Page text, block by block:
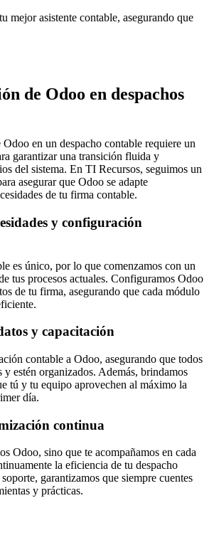
mejor asistente contable, asegurando que
de Odoo en despachos
en un despacho contable requiere un
garantizar una transición fluida y
del sistema. En TI Recursos, seguimos un
asegurar que Odoo se adapte
de tu firma contable.
y configuración
es único, por lo que comenzamos con un
tus procesos actuales. Configuramos Odoo
de tu firma, asegurando que cada módulo
y capacitación
contable a Odoo, asegurando que todos
y estén organizados. Además, brindamos
tú y tu equipo aprovechen al máximo la
día.
continua
Odoo, sino que te acompañamos en cada
la eficiencia de tu despacho
garantizamos que siempre cuentes
y prácticas.